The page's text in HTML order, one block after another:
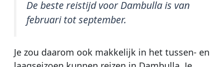
De beste reistijd voor Dambulla is van
februari tot september.
Je zou daarom ook makkelijk in het tussen- en